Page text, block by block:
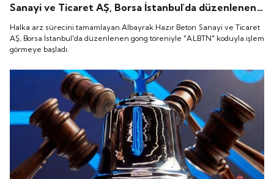
Sanayi ve Ticaret AŞ, Borsa İstanbul'da düzenlenen
gong töreniyle "ALBTN" koduyla işlem görmeye
başladı.
Halka arz sürecini tamamlayan Albayrak Hazır Beton Sanayi ve Ticaret
AŞ, Borsa İstanbul'da düzenlenen gong töreniyle "ALBTN" koduyla işlem
görmeye başladı.